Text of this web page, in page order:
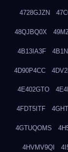
4728GJZN
48QJBQ0X
4B13IA3F
4D90P4CC
4E402GTO
4FDT5ITF
4GTUQOMS
4HVMV9QI